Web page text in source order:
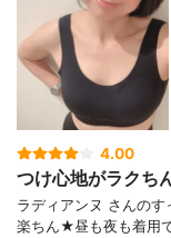
4.00
つけ心地がラクち
ラディアンヌ さんの
楽ちん★昼も夜も着用